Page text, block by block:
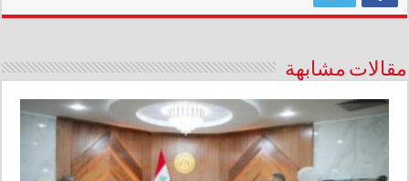
مقالات مشابهة